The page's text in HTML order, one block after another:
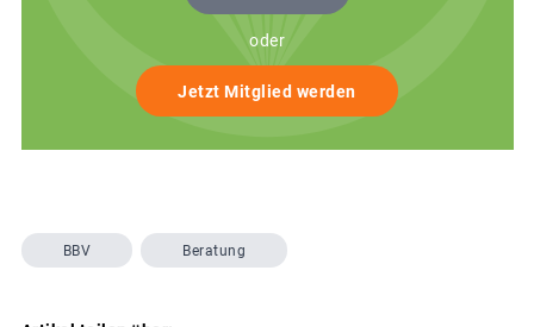
oder
Jetzt Mitglied werden
BBV Beratung